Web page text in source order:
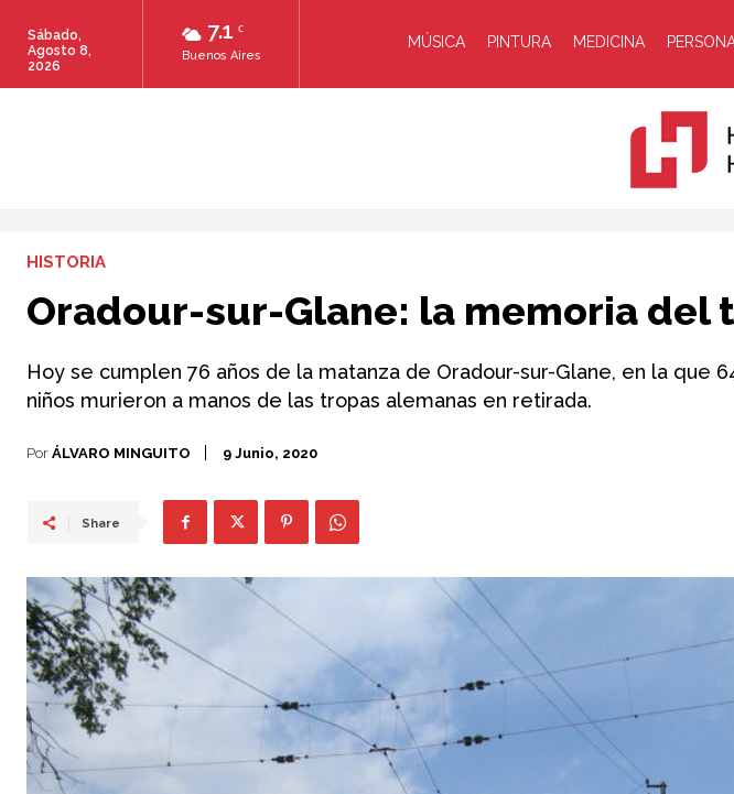
7.1 C
Buenos Aires
Sábado,
Agosto 8,
2026
MÚSICA PINTURA MEDICINA
HISTORIA
Oradour-sur-Glane: la memoria del
Hoy se cumplen 76 años de la matanza de Oradour-sur-Glane, en la que
niños murieron a manos de las tropas alemanas en retirada.
Por ÁLVARO MINGUITO 9 Junio, 2020
Share